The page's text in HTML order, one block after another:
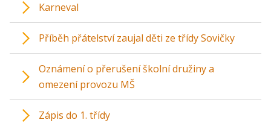
Karneval
Příběh přátelství zaujal děti ze třídy Sovičky
Oznámení o přerušení školní družiny a
omezení provozu MŠ
Zápis do 1. třídy